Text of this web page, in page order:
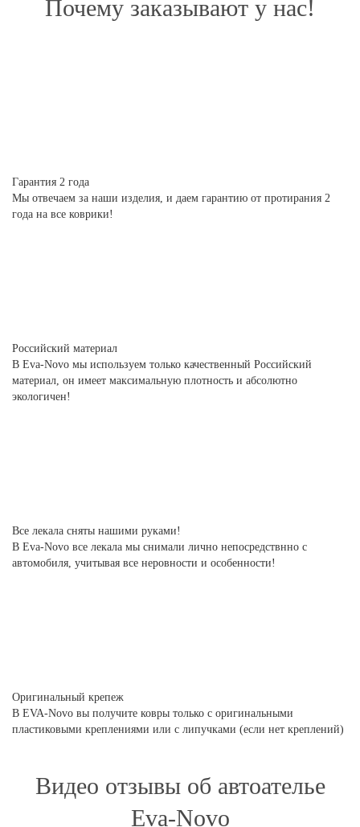
Почему заказывают у нас!
Гарантия 2 года
Мы отвечаем за наши изделия, и даем гарантию от протирания 2
года на все коврики!
Российский материал
В Eva-Novo мы используем только качественный Российский
материал, он имеет максимальную плотность и абсолютно
экологичен!
Все лекала сняты нашими руками!
В Eva-Novo все лекала мы снимали лично непосредствнно с
автомобиля, учитывая все неровности и особенности!
Оригинальный крепеж
В EVA-Novo вы получите ковры только с оригинальными
пластиковыми креплениями или с липучками (если нет креплений)
Видео отзывы об автоателье
Eva-Novo